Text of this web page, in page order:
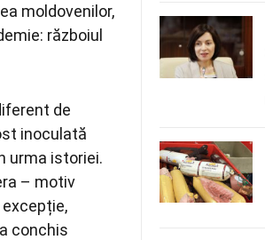
moldovenilor,
războiul
de
inoculată
urma istoriei.
– motiv
conchis